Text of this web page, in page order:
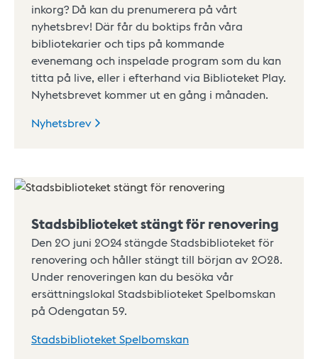
inkorg? Då kan du prenumerera på vårt
nyhetsbrev! Där får du boktips från våra
bibliotekarier och tips på kommande
evenemang och inspelade program som du kan
titta på live, eller i efterhand via Biblioteket Play.
Nyhetsbrevet kommer ut en gång i månaden.
Nyhetsbrev
Stadsbiblioteket stängt för renovering
Den 20 juni 2024 stängde Stadsbiblioteket för
renovering och håller stängt till början av 2028.
Under renoveringen kan du besöka vår
ersättningslokal Stadsbiblioteket Spelbomskan
på Odengatan 59.
Stadsbiblioteket Spelbomskan